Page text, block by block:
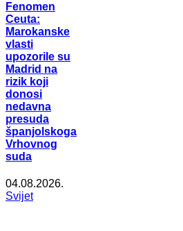
Fenomen
Ceuta:
Marokanske
vlasti
upozorile su
Madrid na
rizik koji
donosi
nedavna
presuda
španjolskoga
Vrhovnog
suda
04.08.2026.
Svijet